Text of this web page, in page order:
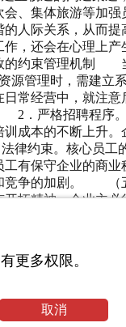
、集体旅游等加
人际关系，从
还会在心理上
约束管理机制
管理时，需建立
常经营中，就注
严格招聘程序
成本的不断上升
约束。核心员工
有保守企业的商
和竞争的加剧。
拓精神。企业主
有高尚的思想道
沟通，了解员工
、尊重员工，并
的发展需要巧
更多权限。
取消